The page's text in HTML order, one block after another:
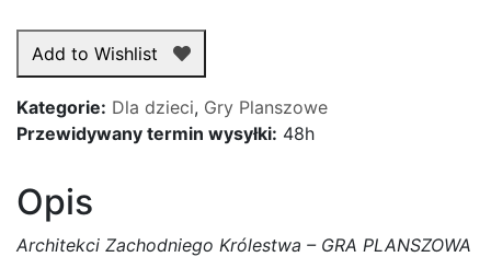
Add to Wishlist
Kategorie: Dla dzieci, Gry Planszowe
Przewidywany termin wysyłki: 48h
Opis
Architekci Zachodniego Królestwa – GRA PLANSZOWA